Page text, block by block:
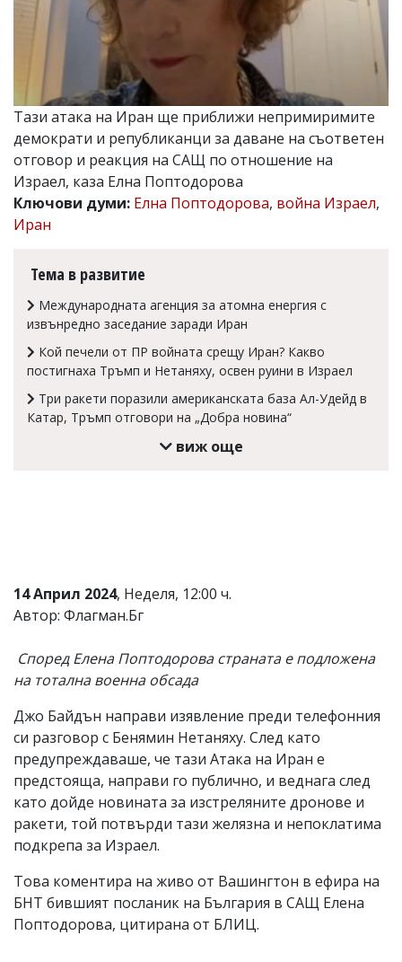
Касабова,
k.kassabova@flagman.bg
Иван
Колев,
email:
Коментарите
под
статиите
се
читателите
редакцията
носи
тях!
Ако
откриете
Тази атака на Иран ще приближи непримиримите
демократи и републиканци за даване на съответен
отговор и реакция на САЩ по отношение на
Израел, каза Елна Поптодорова
Ключови думи: Елна Поптодорова, война Израел,
Иран
Тема в развитие
Международната агенция за атомна енергия с
извънредно заседание заради Иран
Кой печели от ПР войната срещу Иран? Какво
постигнаха Тръмп и Нетаняху, освен руини в Израел
Три ракети поразили американската база Ал-Удейд в
Катар, Тръмп отговори на „Добра новина“
виж още
14 Април 2024, Неделя, 12:00 ч.
Автор: Флагман.Бг
Според Елена Поптодорова страната е подложена
на тотална военна обсада
Джо Байдън направи изявление преди телефонния
си разговор с Бенямин Нетаняху. След като
предупреждаваше, че тази Атака на Иран е
предстояща, направи го публично, и веднага след
като дойде новината за изстреляните дронове и
ракети, той потвърди тази желязна и непоклатима
подкрепа за Израел.
Това коментира на живо от Вашингтон в ефира на
БНТ бившият посланик на България в САЩ Елена
Поптодорова, цитирана от БЛИЦ.